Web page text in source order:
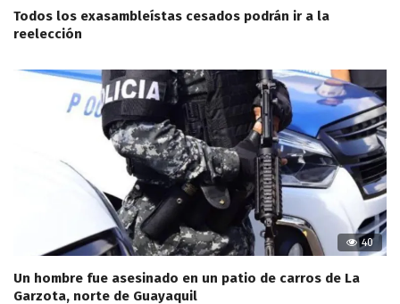
Todos los exasambleístas cesados podrán ir a la
reelección
40
Un hombre fue asesinado en un patio de carros de La
Garzota, norte de Guayaquil